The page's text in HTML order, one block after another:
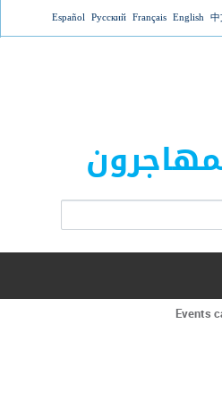
Jump to
English
Français
Русский
Español
Events